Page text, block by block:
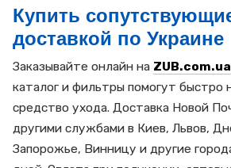
Купить
доставкой по Украине
Заказывайте онлайн на ZUB.com.ua
каталог и фильтры помогут быстро
средство ухода. Доставка Новой
другими службами в Киев, Львов,
Запорожье, Винницу и другие